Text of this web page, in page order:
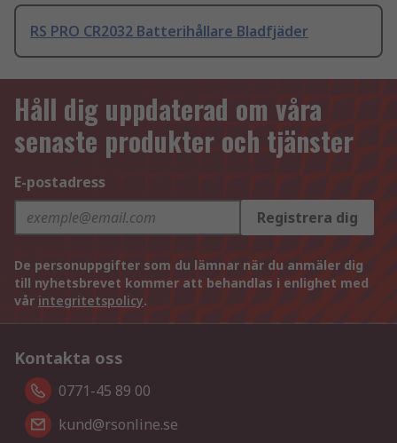
RS PRO CR2032 Batterihållare Bladfjäder
Håll dig uppdaterad om våra
senaste produkter och tjänster
E-postadress
Registrera dig
De personuppgifter som du lämnar när du anmäler dig
till nyhetsbrevet kommer att behandlas i enlighet med
vår integritetspolicy.
Kontakta oss
0771-45 89 00
kund@rsonline.se